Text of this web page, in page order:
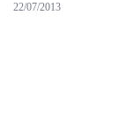
22/07/2013